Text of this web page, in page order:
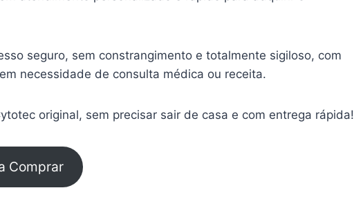
seguro, sem constrangimento e totalmente sigiloso, com
necessidade de consulta médica ou receita.
original, sem precisar sair de casa e com entrega rápida!
Comprar